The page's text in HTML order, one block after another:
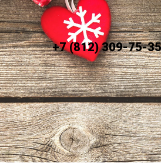
+7 (812) 309-75-35
УСЛОВИЯ ДОСТАВКИ